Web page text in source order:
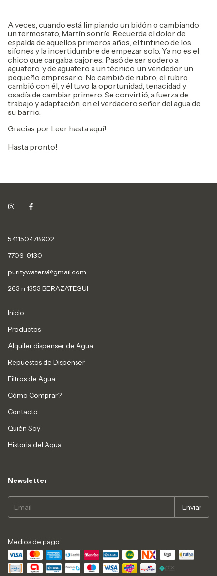
A veces, cuando está limpiando un bidón o cambiando
un termostato, Martín sonríe. Recuerda el dolor de
espalda de aquellos primeros años, el tintineo de los
sifones y la incertidumbre de empezar solo. Ya no es el
chico que cargaba cajones. Pasó de ser sodero a
aguatero, y de aguatero a un técnico, un vendedor, un
pequeño empresario. No cambió de rubro; el rubro
cambió con él, y él tuvo la oportunidad, tenacidad y
osadía de cambiar primero. Se convirtió, a fuerza de
trabajo y adaptación, en el verdadero señor del agua de
su barrio.
Gracias por Leer hasta aquí!
Hasta pronto!
541150478902
7706-9130
puritywaters@gmail.com
263 n 1353 BERAZATEGUI
Inicio
Productos
Alquiler dispenser de Agua
Repuestos de Dispenser
Filtros de Agua
Cómo Comprar?
Contacto
Quién Soy
Historia del Agua
Newsletter
Medios de pago